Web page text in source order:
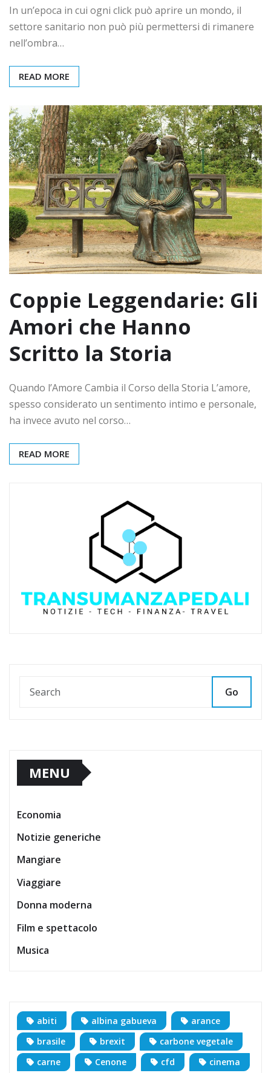
In un’epoca in cui ogni click può aprire un mondo, il
settore sanitario non può più permettersi di rimanere
nell’ombra…
READ MORE
Coppie Leggendarie: Gli
Amori che Hanno
Scritto la Storia
Quando l’Amore Cambia il Corso della Storia L’amore,
spesso considerato un sentimento intimo e personale,
ha invece avuto nel corso…
READ MORE
Go
MENU
Economia
Notizie generiche
Mangiare
Viaggiare
Donna moderna
Film e spettacolo
Musica
abiti albina gabueva
arance
brasile
brexit
carbone vegetale
carne
Cenone cfd
cinema